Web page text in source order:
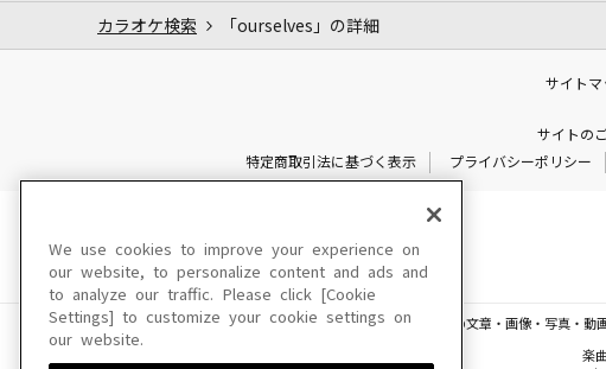
カラオケ検索 「ourselves」の詳細
サイトマ
サイトの
特定商取引法に基づく表示
プライバシーポリシー
このサイトに掲載されている一切の文章・画像・写真・
楽
We use cookies to improve your experience on
our website, to personalize content and ads and
to analyze our traffic. Please click [Cookie
Settings] to customize your cookie settings on
our website.